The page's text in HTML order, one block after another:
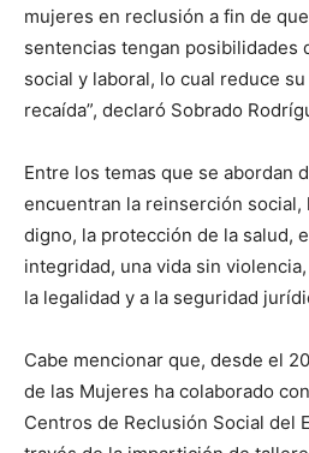
mujeres en reclusión a fin de
sentencias tengan posibilidades
social y laboral, lo cual reduce
recaída”, declaró Sobrado
Entre los temas que se abordan
encuentran la reinserción social,
digno, la protección de la salud,
integridad, una vida sin
la legalidad y a la seguridad
Cabe mencionar que, desde el
de las Mujeres ha colaborado
Centros de Reclusión Social del